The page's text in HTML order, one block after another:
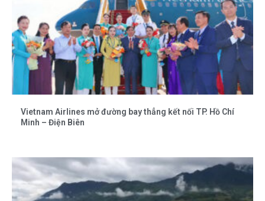
Vietnam Airlines mở đường bay thẳng kết nối TP. Hồ Chí
Minh – Điện Biên